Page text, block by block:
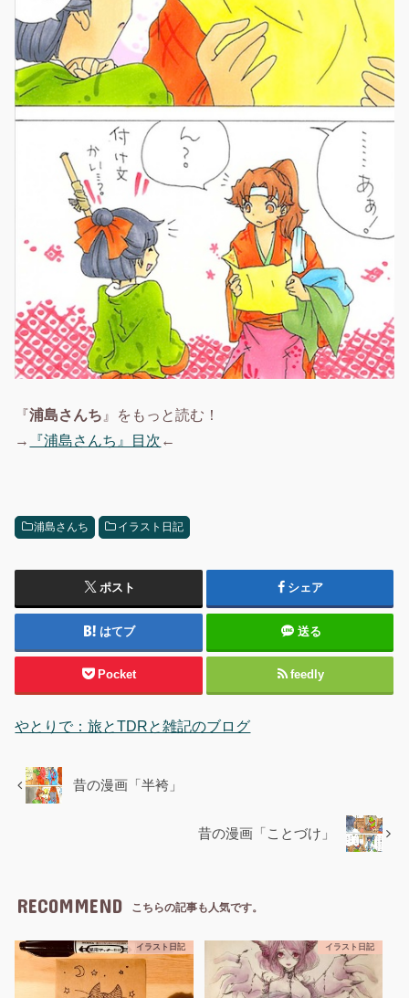
『浦島さんち 』をもっと読む！
→
『浦島さんち』目次 ←
浦島さんち イラスト日記
ポスト シェア
はてブ 送る
Pocket feedly
やとりで：旅とTDRと雑記のブログ
昔の漫画「半袴」
昔の漫画「ことづけ」
RECOMMEND こちらの記事も人気です。
イラスト日記 イラスト日記